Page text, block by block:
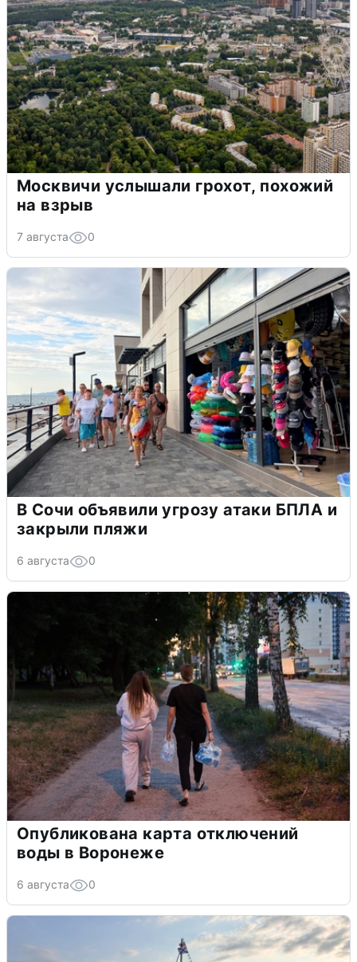
Москвичи услышали грохот, похожий
на взрыв
7 августа 0
В Сочи объявили угрозу атаки БПЛА и
закрыли пляжи
6 августа 0
Опубликована карта отключений
воды в Воронеже
6 августа 0